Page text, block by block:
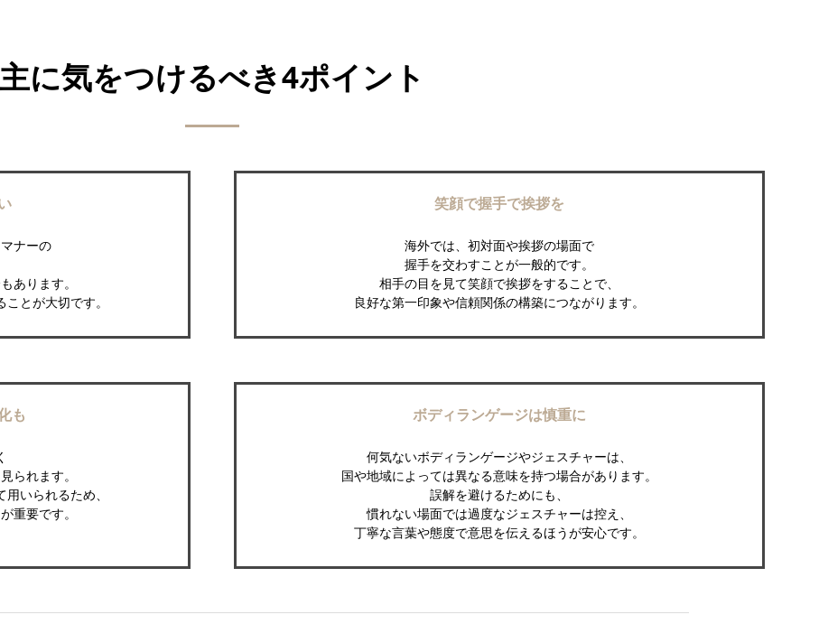
主に気をつけるべき4ポイント
ナーの
あります。
とが大切です。
笑顔で握手で挨拶を
海外では、初対面や挨拶の場面で
握手を交わすことが一般的です。
相手の目を見て笑顔で挨拶をすることで、
良好な第一印象や信頼関係の構築につながります。
も
られます。
いられるため、
重要です。
ボディランゲージは慎重に
何気ないボディランゲージやジェスチャーは、
国や地域によっては異なる意味を持つ場合があります。
誤解を避けるためにも、
慣れない場面では過度なジェスチャーは控え、
丁寧な言葉や態度で意思を伝えるほうが安心です。